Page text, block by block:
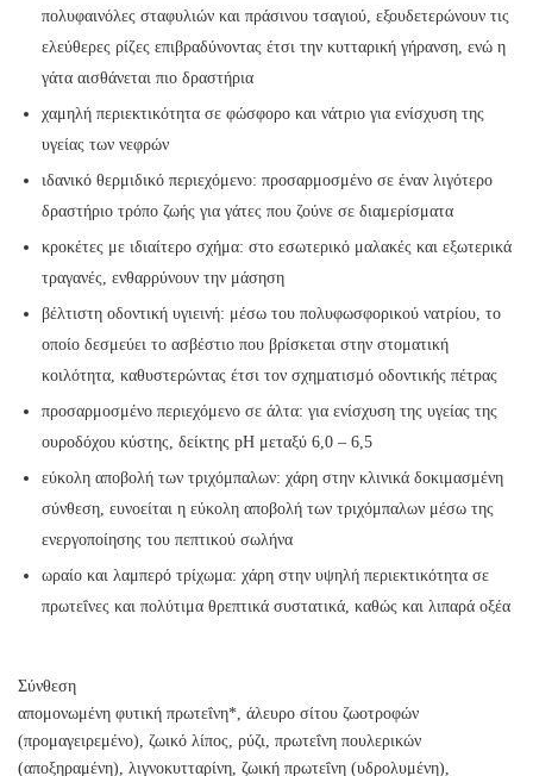
πολυφαινόλες σταφυλιών και πράσινου τσαγιού, εξουδετερώνουν τις
ελεύθερες ρίζες επιβραδύνοντας έτσι την κυτταρική γήρανση, ενώ η
γάτα αισθάνεται πιο δραστήρια
χαμηλή περιεκτικότητα σε φώσφορο και νάτριο για ενίσχυση της
υγείας των νεφρών
ιδανικό θερμιδικό περιεχόμενο: προσαρμοσμένο σε έναν λιγότερο
δραστήριο τρόπο ζωής για γάτες που ζούνε σε διαμερίσματα
κροκέτες με ιδιαίτερο σχήμα: στο εσωτερικό μαλακές και εξωτερικά
τραγανές, ενθαρρύνουν την μάσηση
βέλτιστη οδοντική υγιεινή: μέσω του πολυφωσφορικού νατρίου, το
οποίο δεσμεύει το ασβέστιο που βρίσκεται στην στοματική
κοιλότητα, καθυστερώντας έτσι τον σχηματισμό οδοντικής πέτρας
προσαρμοσμένο περιεχόμενο σε άλτα: για ενίσχυση της υγείας της
ουροδόχου κύστης, δείκτης pH μεταξύ 6,0 – 6,5
εύκολη αποβολή των τριχόμπαλων: χάρη στην κλινικά δοκιμασμένη
σύνθεση, ευνοείται η εύκολη αποβολή των τριχόμπαλων μέσω της
ενεργοποίησης του πεπτικού σωλήνα
ωραίο και λαμπερό τρίχωμα: χάρη στην υψηλή περιεκτικότητα σε
πρωτεΐνες και πολύτιμα θρεπτικά συστατικά, καθώς και λιπαρά οξέα
Σύνθεση
απομονωμένη φυτική πρωτεΐνη*, άλευρο σίτου ζωοτροφών
(προμαγειρεμένο), ζωικό λίπος, ρύζι, πρωτεΐνη πουλερικών
(αποξηραμένη), λιγνοκυτταρίνη, ζωική πρωτεΐνη (υδρολυμένη),